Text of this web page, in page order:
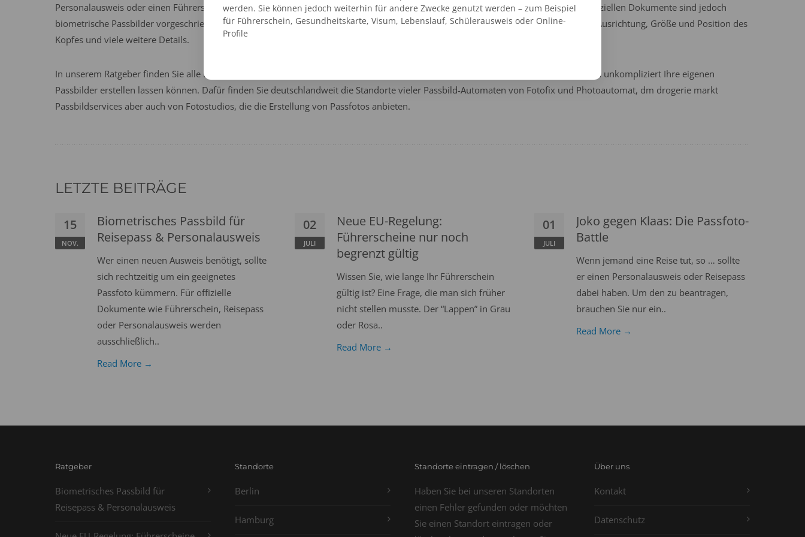
Personalausweis oder einen Führerschein handeln. In seltenen Fällen sind reguläre Passbilder noch ausreichend, für die meisten offiziellen Dokumente sind jedoch
biometrische Passbilder vorgeschrieben. Die Voraussetzungen für solche Bilder umfassen eine genaue Einhaltung des Formats, der Ausrichtung, Größe und Position des
Kopfes und viele weitere Details.
In unserem Ratgeber finden Sie alle Details über biometrische Passbilder, interessante Beiträge und Tipps, wie und wo Sie am besten unkompliziert Ihre eigenen
Passbilder erstellen lassen können. Dafür finden Sie deutschlandweit die Standorte vieler Passbild-Automaten von Fotofix und Photoautomat, dm drogerie markt
Passbildservices aber auch von Fotostudios, die die Erstellung von Passfotos anbieten.
LETZTE BEITRÄGE
15
NOV.
Biometrisches Passbild für
Reisepass & Personalausweis
Wer einen neuen Ausweis benötigt, sollte
sich rechtzeitig um ein geeignetes
Passfoto kümmern. Für offizielle
Dokumente wie Führerschein, Reisepass
oder Personalausweis werden
ausschließlich..
Read More →
02
JULI
Neue EU-Regelung:
Führerscheine nur noch
begrenzt gültig
Wissen Sie, wie lange Ihr Führerschein
gültig ist? Eine Frage, die man sich früher
nicht stellen musste. Der “Lappen” in Grau
oder Rosa..
Read More →
01
JULI
Joko gegen Klaas: Die Passfoto-
Battle
Wenn jemand eine Reise tut, so … sollte
er einen Personalausweis oder Reisepass
dabei haben. Um den zu beantragen,
brauchen Sie nur ein..
Read More →
Ratgeber
Biometrisches Passbild für
Reisepass & Personalausweis
Standorte
Berlin
Hamburg
Standorte eintragen / löschen
Haben Sie bei unseren Standorten
einen Fehler gefunden oder möchten
Sie einen Standort eintragen oder
Über uns
Kontakt
Datenschutz
werden. Sie können jedoch weiterhin für andere Zwecke genutzt werden – zum Beispiel
für Führerschein, Gesundheitskarte, Visum, Lebenslauf, Schülerausweis oder Online-
Profile